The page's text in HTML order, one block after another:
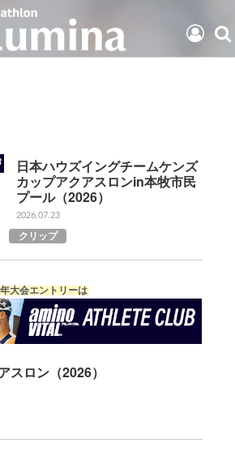
日本ハウズイングチームケンズ
カップアクアスロンin本牧市民
プール（2026）
2026.07.23
クリップ
大会エントリーは
スロン（2026）